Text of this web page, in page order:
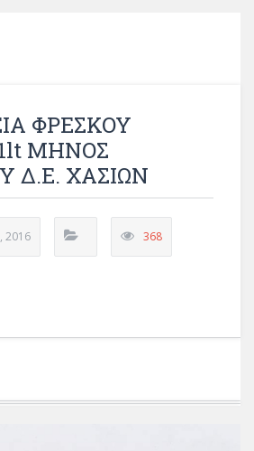
ΦΡΕΣΚΟΥ
ΜΗΝΟΣ
Δ.Ε. ΧΑΣΙΩΝ
2016 368